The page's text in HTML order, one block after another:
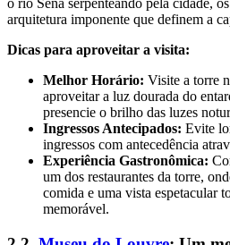
o rio Sena serpenteando pela cidade,
arquitetura imponente que definem a
Dicas para aproveitar a visita:
Melhor Horário: Visite a torre
aproveitar a luz dourada do
presencie o brilho das luzes
Ingressos Antecipados: Evite
ingressos com antecedência
Experiência Gastronômica:
um dos restaurantes da torre,
comida e uma vista espetacular
memorável.